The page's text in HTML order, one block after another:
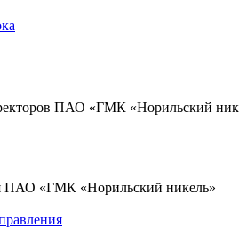
ПАО «ГМК «Норильский
ПАО «ГМК «Норильский никель»